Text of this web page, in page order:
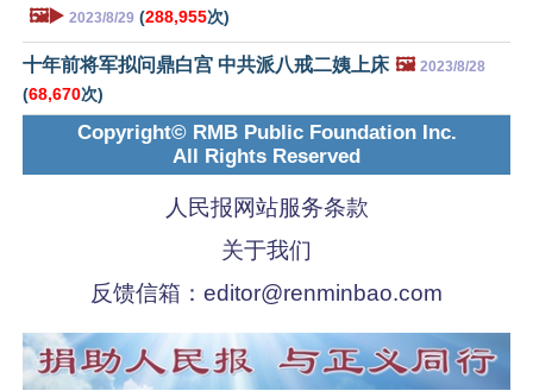
🖼️▶️ 2023/8/29 (288,955次)
十年前将军拟问鼎白宫 中共派八戒二姨上床 🖼️ 2023/8/28
(68,670次)
Copyright© RMB Public Foundation Inc.
All Rights Reserved
人民报网站服务条款
关于我们
反馈信箱： editor@renminbao.com